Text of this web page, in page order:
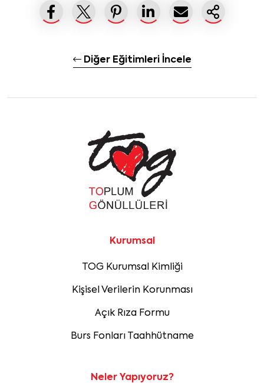
Diğer Eğitimleri İncele
Kurumsal
TOG Kurumsal Kimliği
Kişisel Verilerin Korunması
Açık Rıza Formu
Burs Fonları Taahhütname
Neler Yapıyoruz?